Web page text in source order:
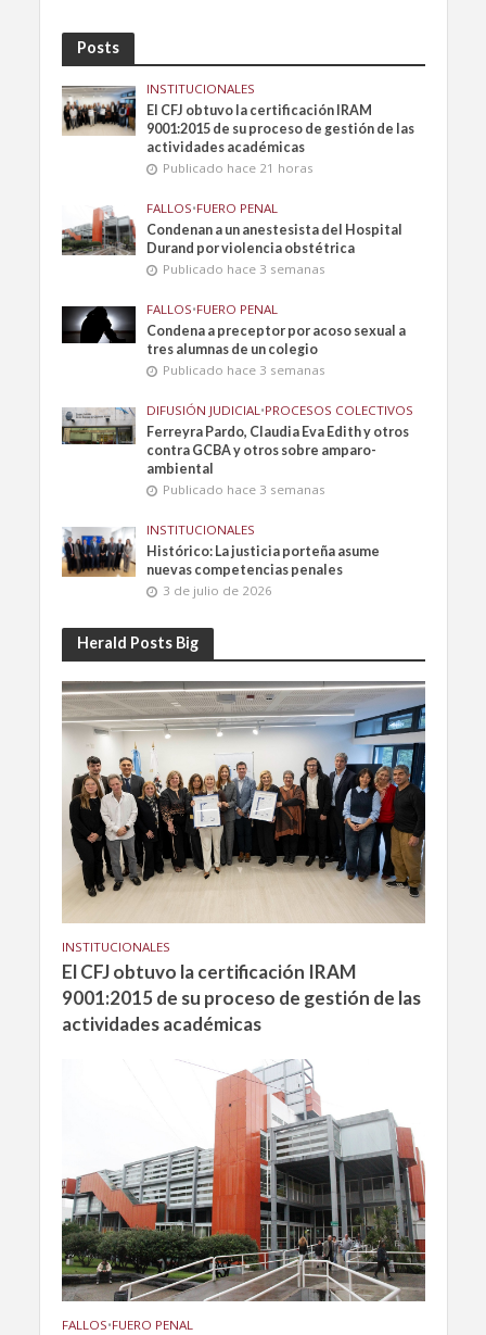
Posts
INSTITUCIONALES
El CFJ obtuvo la certificación IRAM
9001:2015 de su proceso de gestión de las
actividades académicas
Publicado hace 21 horas
FALLOS•FUERO PENAL
Condenan a un anestesista del Hospital
Durand por violencia obstétrica
Publicado hace 3 semanas
FALLOS•FUERO PENAL
Condena a preceptor por acoso sexual a
tres alumnas de un colegio
Publicado hace 3 semanas
DIFUSIÓN JUDICIAL •PROCESOS COLECTIVOS
Ferreyra Pardo, Claudia Eva Edith y otros
contra GCBA y otros sobre amparo-
ambiental
Publicado hace 3 semanas
INSTITUCIONALES
Histórico: La justicia porteña asume
nuevas competencias penales
3 de julio de 2026
Herald Posts Big
INSTITUCIONALES
El CFJ obtuvo la certificación IRAM
9001:2015 de su proceso de gestión de las
actividades académicas
FALLOS•FUERO PENAL